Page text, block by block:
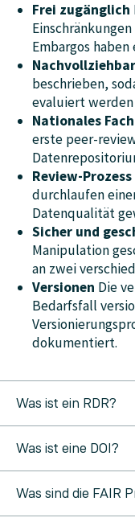
Frei zugänglich
Embargos
Nachvollziehbar
beschrieben,
evaluiert werden
Nationales
erste peer-
Review-Prozess
durchlaufen
Datenqualität
Sicher und
Manipulation
an zwei
Versionen Die
Bedarfsfall
dokumentiert.
Was ist ein RDR?
für
Verzeichnis zur
digitalen
Was ist eine DOI?
Objektbezeichner.
eindeutigen und
Was sind die FAIR